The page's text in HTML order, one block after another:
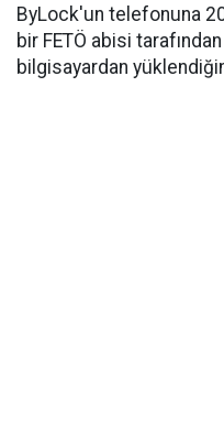
ByLock'un telefonuna
bir FETÖ abisi
bilgisayardan